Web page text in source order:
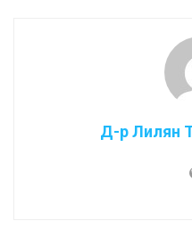
Д-р Лилян